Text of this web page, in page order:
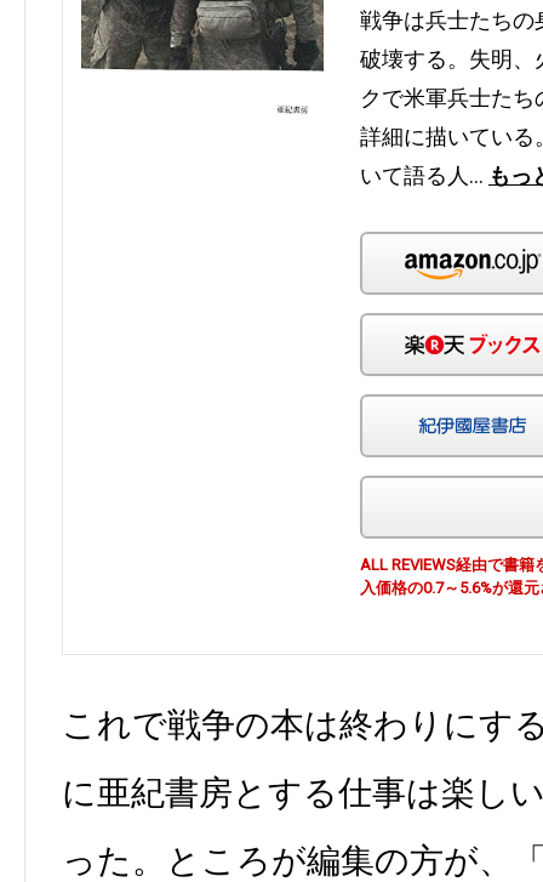
戦争は兵士たちの
破壊する。失明
クで米軍兵士た
詳細に描いている
いて語る人… もっ
ALL REVIEWS経由で書
入価格の0.7～5.6%が還
これで戦争の本は終わりにす
に亜紀書房とする仕事は楽し
った。ところが編集の方が、